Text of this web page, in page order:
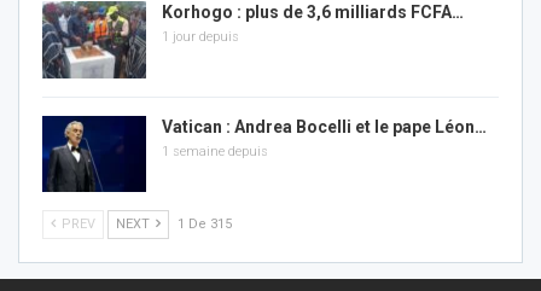
Korhogo : plus de 3,6 milliards FCFA…
1 jour depuis
Vatican : Andrea Bocelli et le pape Léon…
1 semaine depuis
PREV NEXT 1 De 315